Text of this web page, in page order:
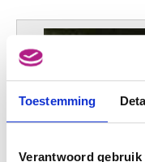
Toestemming
Verantwoord gebruik